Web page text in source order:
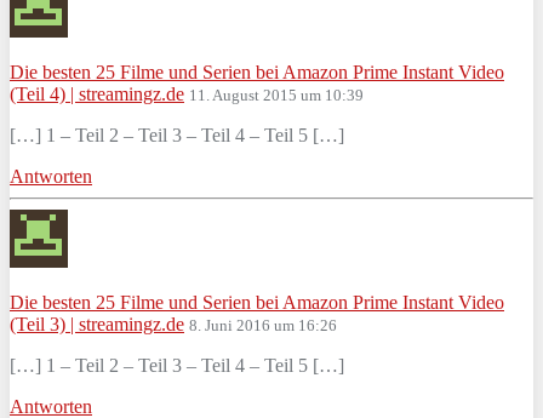
Die besten 25 Filme und Serien bei Amazon Prime Instant Video
(Teil 4) | streamingz.de 11. August 2015 um 10:39
[…] 1 – Teil 2 – Teil 3 – Teil 4 – Teil 5 […]
Antworten
Die besten 25 Filme und Serien bei Amazon Prime Instant Video
(Teil 3) | streamingz.de 8. Juni 2016 um 16:26
[…] 1 – Teil 2 – Teil 3 – Teil 4 – Teil 5 […]
Antworten